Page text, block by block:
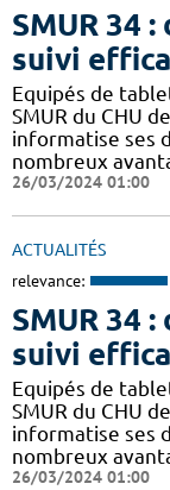
SMUR 34
suivi
​​Equipés de
SMUR du CHU
informatise ses
nombreux
26/03/2024 01:00
ACTUALITÉS
relevance:
SMUR 34
suivi
​​Equipés de
SMUR du CHU
informatise ses
nombreux
26/03/2024 01:00